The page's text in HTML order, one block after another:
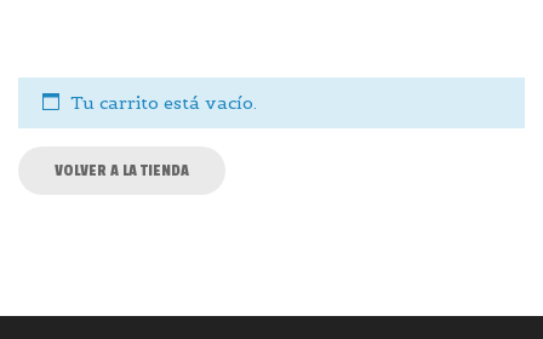
Tu carrito está vacío.
VOLVER A LA TIENDA